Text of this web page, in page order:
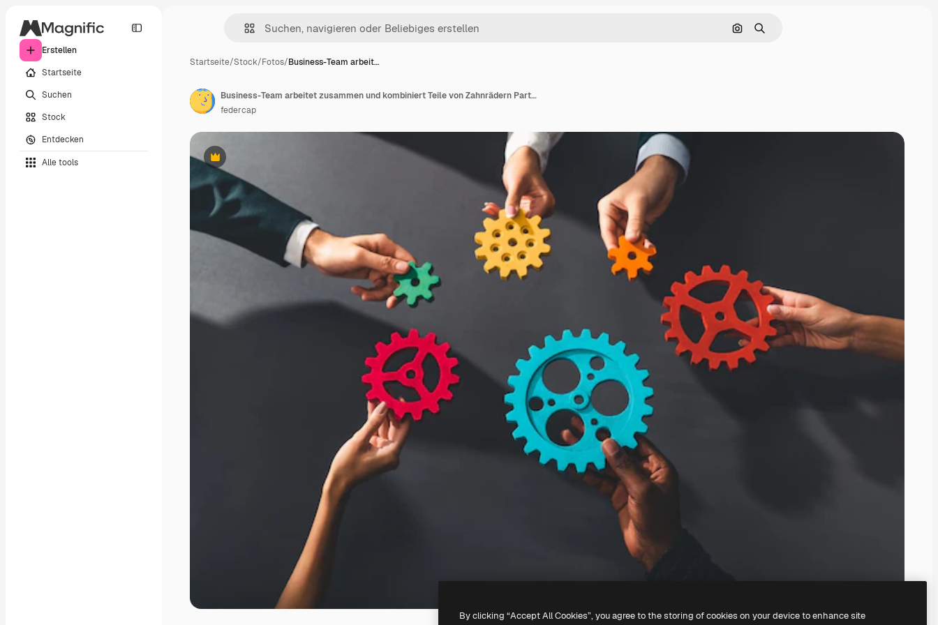
Erstellen
Startseite
Suchen
Stock
Entdecken
Alle tools
Nach Bild suchen
Suchen
Startseite/Stock/Fotos/Business-Team arbeit…
Premium
Business-Team arbeitet zusammen und kombiniert Teile von Zahnrädern Partnerschaft und Integrationskonzept
federcap
By clicking “Accept All Cookies”, you agree to the storing of cookies on your device to enhance site